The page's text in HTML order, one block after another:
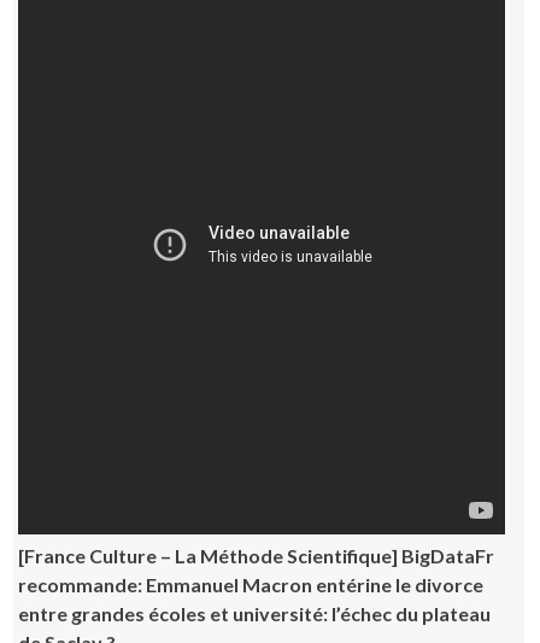
[France Culture – La Méthode Scientifique] BigDataFr
recommande: Emmanuel Macron entérine le divorce
entre grandes écoles et université: l’échec du plateau